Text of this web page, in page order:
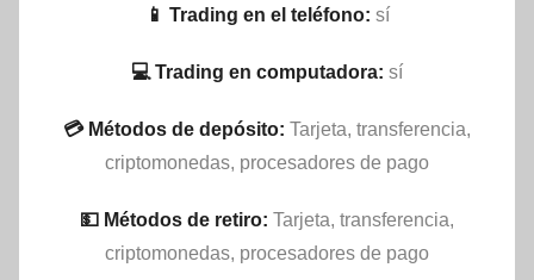
📱 Trading en el teléfono: sí
💻 Trading en computadora: sí
💳 Métodos de depósito: Tarjeta, transferencia,
criptomonedas, procesadores de pago
💵​ Métodos de retiro: Tarjeta, transferencia,
criptomonedas, procesadores de pago